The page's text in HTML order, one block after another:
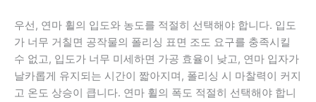
우선, 연마 휠의 입도와 농도를 적절히 선택해야 합니다. 입도
가 너무 거칠면 공작물의 폴리싱 표면 조도 요구를 충족시킬
수 없고, 입도가 너무 미세하면 가공 효율이 낮고, 연마 입자가
날카롭게 유지되는 시간이 짧아지며, 폴리싱 시 마찰력이 커지
고 온도 상승이 큽니다. 연마 휠의 폭도 적절히 선택해야 합니